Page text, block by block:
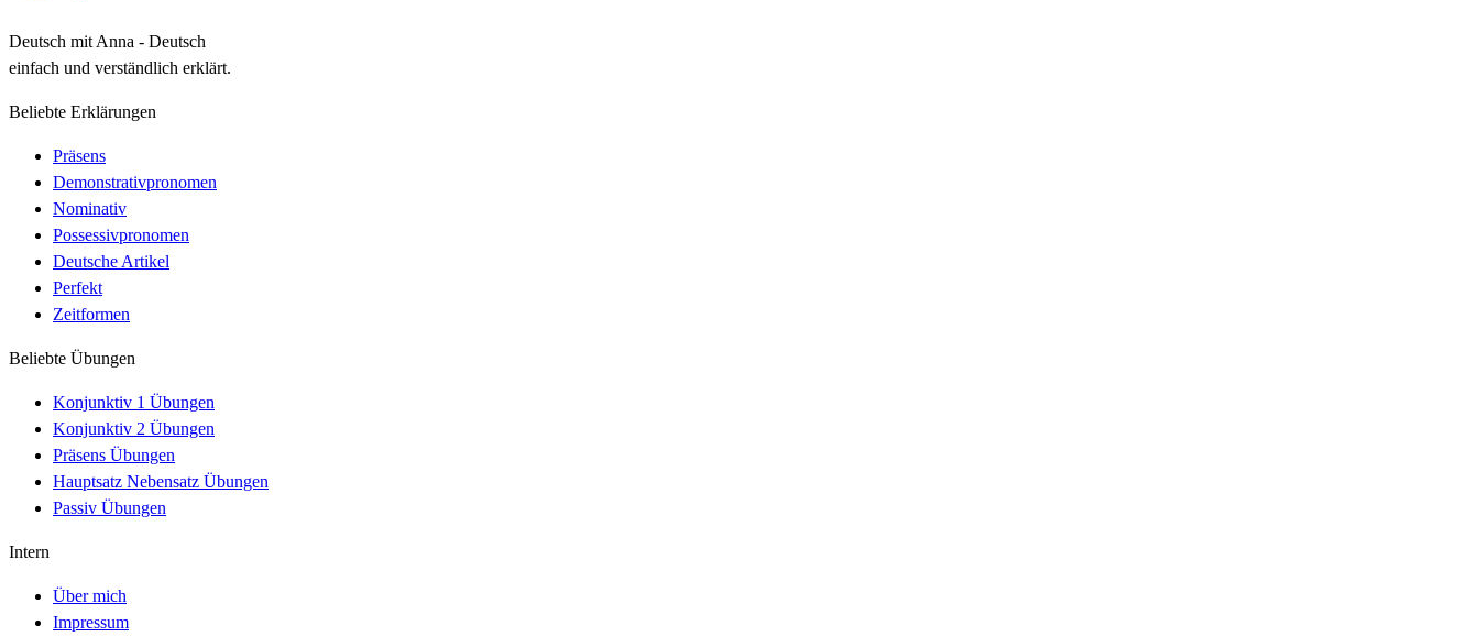
Deutsch mit Anna - Deutsch
einfach und verständlich erklärt.
Beliebte Erklärungen
Präsens
Demonstrativpronomen
Nominativ
Possessivpronomen
Deutsche Artikel
Perfekt
Zeitformen
Beliebte Übungen
Konjunktiv 1 Übungen
Konjunktiv 2 Übungen
Präsens Übungen
Hauptsatz Nebensatz Übungen
Passiv Übungen
Intern
Über mich
Impressum